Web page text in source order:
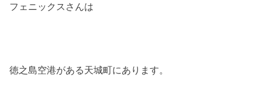
フェニックスさんは
徳之島空港がある天城町にあります。